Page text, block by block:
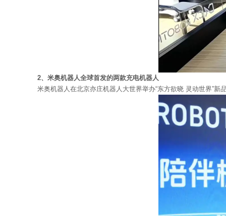
2、米奥机器人全球首发的两款充电机器人
米奥机器人在北京亦庄机器人大世界举办“东方欲晓 灵动世界”新